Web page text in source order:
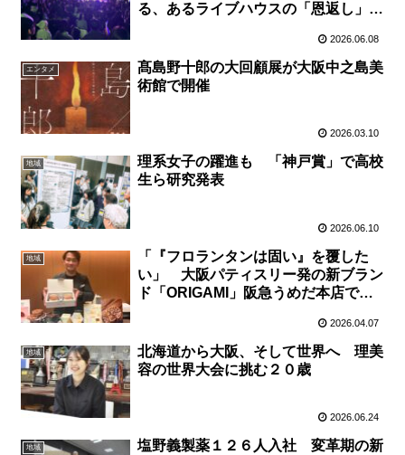
る、あるライブハウスの「恩返し」
2026.06.08
エンタメ
髙島野十郎の大回顧展が大阪中之島美
術館で開催
2026.03.10
地域
理系女子の躍進も 「神戸賞」で高校
生ら研究発表
2026.06.10
地域
「『フロランタンは固い』を覆した
い」 大阪パティスリー発の新ブラン
ド「ORIGAMI」阪急うめだ本店で８
2026.04.07
地域
北海道から大阪、そして世界へ 理美
容の世界大会に挑む２０歳
2026.06.24
地域
塩野義製薬１２６人入社 変革期の新